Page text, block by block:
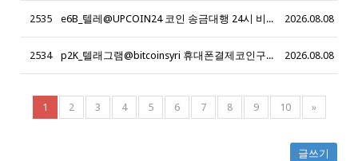
2535 e6B_텔레@UPCOIN24 코인 송금대행 24시 비트코인현금화 _n4F 2026.08.08
2534 p2K_텔래그램@bitcoinsyri 휴대폰결제코인구입 휴대폰결제매입_r2G 2026.08.08
1 2 3 4 5 6 7 8 9 10 »
글쓰기